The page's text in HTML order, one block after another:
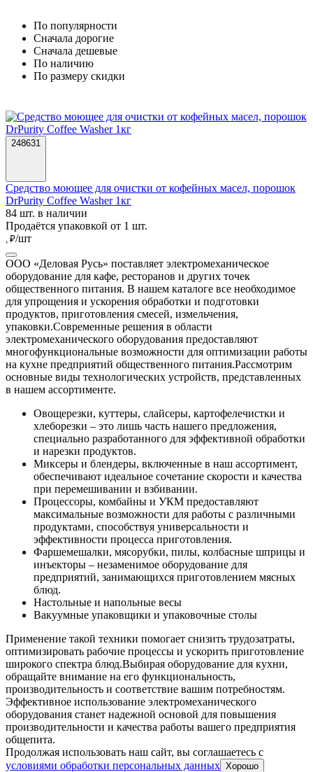
По популярности
Cначала дорогие
Cначала дешевые
По наличию
По размеру скидки
248631
Средство моющее для очистки от кофейных масел, порошок
DrPurity Coffee Washer 1кг
84 шт. в наличии
Продаётся упаковкой от 1 шт.
, ₽/шт
ООО «Деловая Русь» поставляет электромеханическое
оборудование для кафе, ресторанов и других точек
общественного питания. В нашем каталоге все необходимое
для упрощения и ускорения обработки и подготовки
продуктов, приготовления смесей, измельчения,
упаковки.Современные решения в области
электромеханического оборудования предоставляют
многофункциональные возможности для оптимизации работы
на кухне предприятий общественного питания.Рассмотрим
основные виды технологических устройств, представленных
в нашем ассортименте.
Овощерезки, куттеры, слайсеры, картофелечистки и
хлеборезки – это лишь часть нашего предложения,
специально разработанного для эффективной обработки
и нарезки продуктов.
Миксеры и блендеры, включенные в наш ассортимент,
обеспечивают идеальное сочетание скорости и качества
при перемешивании и взбивании.
Процессоры, комбайны и УКМ предоставляют
максимальные возможности для работы с различными
продуктами, способствуя универсальности и
эффективности процесса приготовления.
Фаршемешалки, мясорубки, пилы, колбасные шприцы и
инъекторы – незаменимое оборудование для
предприятий, занимающихся приготовлением мясных
блюд.
Настольные и напольные весы
Вакуумные упаковщики и упаковочные столы
Применение такой техники помогает снизить трудозатраты,
оптимизировать рабочие процессы и ускорить приготовление
широкого спектра блюд.Выбирая оборудование для кухни,
обращайте внимание на его функциональность,
производительность и соответствие вашим потребностям.
Эффективное использование электромеханического
оборудования станет надежной основой для повышения
производительности и качества работы вашего предприятия
общепита.
Продолжая использовать наш сайт, вы соглашаетесь c
условиями обработки персональных данных Хорошо